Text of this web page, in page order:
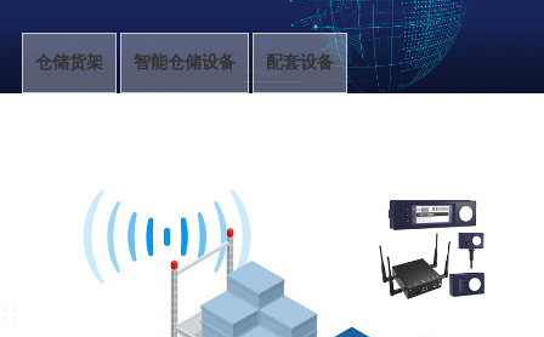
仓储货架 智能仓储设备 配套设备